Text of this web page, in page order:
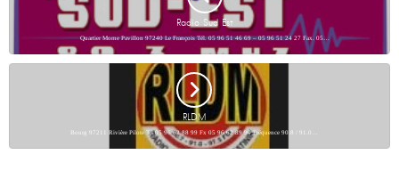
Radio Sud Est
Quartier Morne Pavillon 97240 Le François Tél. 05 96 51 46 69 – 05 96 51 24 27 Fax. 05…
RLDM
Bourg 97211 Rivière Pilote Tel 05 96 62 88 99 Fx 05 96 62 89 90 Fréquence 90.8 / 91.0…